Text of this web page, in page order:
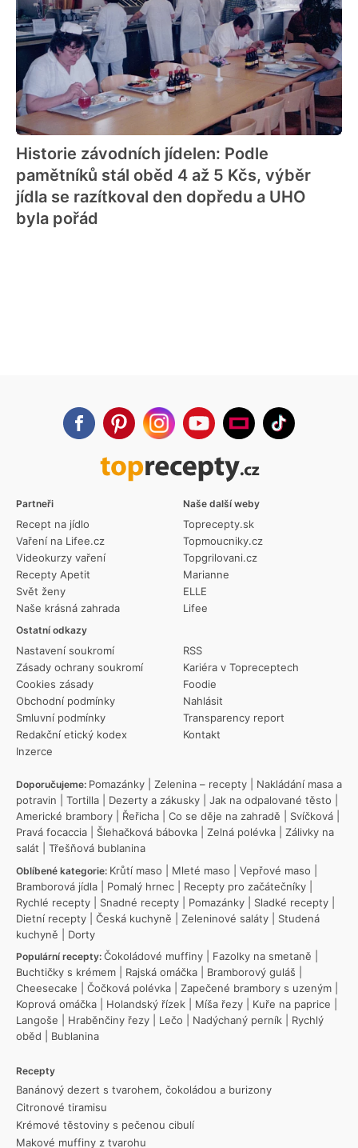
Historie závodních jídelen: Podle
pamětníků stál oběd 4 až 5 Kčs, výběr
jídla se razítkoval den dopředu a UHO
byla pořád
Partneři
Recept na jídlo
Vaření na Lifee.cz
Videokurzy vaření
Recepty Apetit
Svět ženy
Naše krásná zahrada
Ostatní odkazy
Nastavení soukromí
Zásady ochrany soukromí
Cookies zásady
Obchodní podmínky
Smluvní podmínky
Redakční etický kodex
Inzerce
RSS
Kariéra v Topreceptech
Foodie
Nahlásit
Transparency report
Kontakt
Naše další weby
Toprecepty.sk
Topmoucniky.cz
Topgrilovani.cz
Marianne
ELLE
Lifee
Doporučujeme: Pomazánky Zelenina – recepty
Nakládání masa a
potravin
Tortilla Dezerty a zákusky Jak na odpalované těsto
Americké brambory
Řeřicha Co se děje na zahradě Svíčková
Pravá focaccia
Šlehačková bábovka Zelná polévka
Zálivky na
salát
Třešňová bublanina
Oblíbené kategorie: Krůtí maso Mleté maso Vepřové maso
Bramborová jídla
Pomalý hrnec Recepty pro začátečníky
Rychlé recepty
Snadné recepty Pomazánky Sladké recepty
Dietní recepty
Česká kuchyně Zeleninové saláty
Studená
kuchyně
Dorty
Populární recepty: Čokoládové muffiny Fazolky na smetaně
Buchtičky s krémem
Rajská omáčka Bramborový guláš
Cheesecake
Čočková polévka Zapečené brambory s uzeným
Koprová omáčka
Holandský řízek Míša řezy Kuře na paprice
Langoše
Hraběnčiny řezy Lečo Nadýchaný perník
Rychlý
oběd
Bublanina
Recepty
Banánový dezert s tvarohem, čokoládou a burizony
Citronové tiramisu
Krémové těstoviny s pečenou cibulí
Makové muffiny z tvarohu